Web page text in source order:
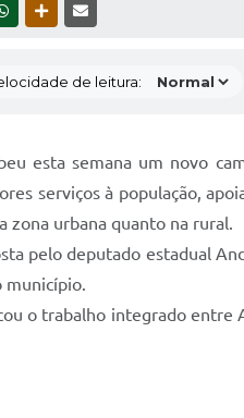
WHATSAPPOUTRAS MÍDIAS
de leitura:
esta semana um novo
serviços à população,
zona urbana quanto na rural.
pelo deputado estadual
município.
o trabalho integrado entre